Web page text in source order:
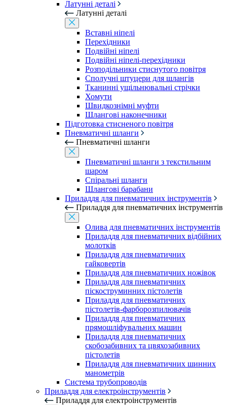
Латунні деталі
Латунні деталі
Вставні ніпелі
Перехідники
Подвійні ніпелі
Подвійні ніпелі-перехідники
Розподільники стиснутого повітря
Сполучні штуцери для шлангів
Тканинні ущільнювальні стрічки
Хомути
Швидкознімні муфти
Шлангові наконечники
Підготовка стисненого повітря
Пневматичні шланги
Пневматичні шланги
Пневматичні шланги з текстильним
шаром
Спіральні шланги
Шлангові барабани
Приладдя для пневматичних інструментів
Приладдя для пневматичних інструментів
Олива для пневматичних інструментів
Приладдя для пневматичних відбійних
молотків
Приладдя для пневматичних
гайковертів
Приладдя для пневматичних ножівок
Приладдя для пневматичних
піскоструминних пістолетів
Приладдя для пневматичних
пістолетів-фарборозпилювачів
Приладдя для пневматичних
прямошліфувальних машин
Приладдя для пневматичних
скобозабивних та цвяхозабивних
пістолетів
Приладдя для пневматичних шинних
манометрів
Система трубопроводів
Приладдя для електроінструментів
Приладдя для електроінструментів